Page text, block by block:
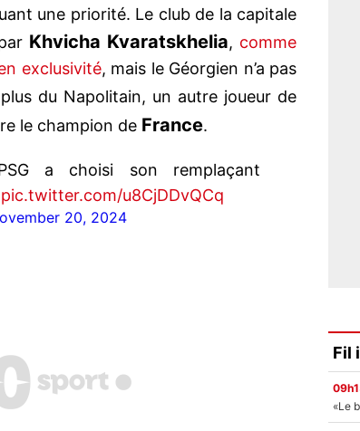
une priorité. Le club de la capitale
Khvicha Kvaratskhelia, comme
exclusivité, mais le Géorgien n’a pas
du Napolitain, un autre joueur de
le champion de France.
a choisi son remplaçant
pic.twitter.com/u8CjDDvQCq
20, 2024
Fil